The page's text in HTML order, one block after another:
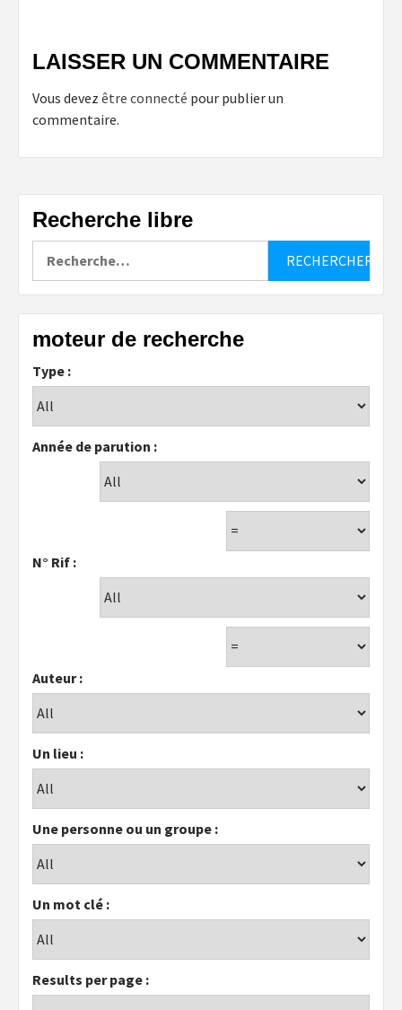
LAISSER UN COMMENTAIRE
Vous devez être connecté pour publier un
commentaire.
Recherche libre
moteur de recherche
Type :
Année de parution :
N° Rif :
Auteur :
Un lieu :
Une personne ou un groupe :
Un mot clé :
Results per page :